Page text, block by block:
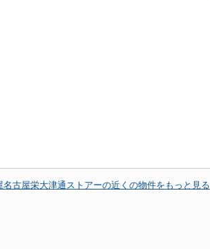
名古屋栄大津通ストアーの近くの物件をもっと見る